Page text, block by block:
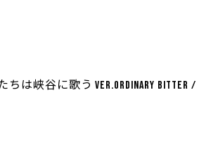
ちは峡谷に歌う ver.Ordinary Bitter /